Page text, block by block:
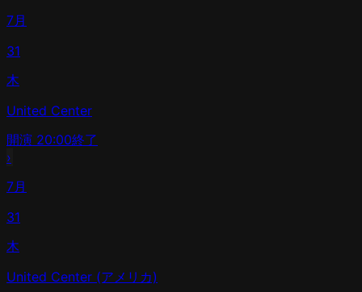
7月
31
木
United Center
開演 20:00終了
›
7月
31
木
United Center (アメリカ)